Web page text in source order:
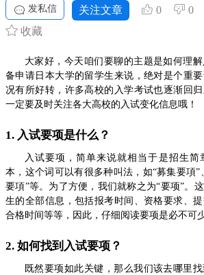
发私信 关注文章 0 0
收藏
大家好，今天咱们要聊的主题是如何理
备申请日本大学的留学生来说，绝对是个重
况有所好转，许多高校的入学考试也逐渐回
一定要及时关注各大高校的入试变化信息哦！
1. 入试要项是什么？
入试要项，简单来说就相当于是招生简
本，这个词可以有很多种叫法，如“募集要項”
要項”等。为了方便，我们就称之为“要项”。
生的全部信息，包括报考时间、资格要求、
合格时间等等，因此，仔细阅读要项是必不可
2. 如何找到入试要项？
既然要项如此关键，那么我们该去哪里